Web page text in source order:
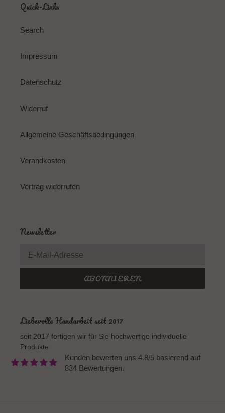
Quick-Links
Search
Impressum
Datenschutz
Widerruf
Allgemeine Geschäftsbedingungen
Verandkosten
Vertrag widerrufen
Newsletter
ABONNIEREN
Liebevolle Handarbeit seit 2017
seit 2017 fertigen wir für Sie hochwertige individuelle
Produkte
Kunden bewerten uns 4.8/5 basierend auf
834 Bewertungen.